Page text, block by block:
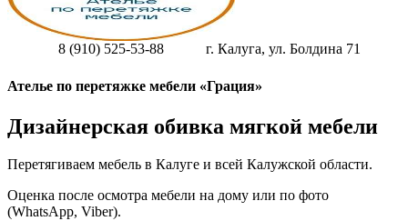
8 (910) 525-53-88 г. Калуга, ул. Болдина 71
Ателье по перетяжке мебели «Грация»
Дизайнерская обивка мягкой мебели
Перетягиваем мебель в Калуге и всей Калужской области.
Оценка после осмотра мебели на дому или по фото
(WhatsApp, Viber).